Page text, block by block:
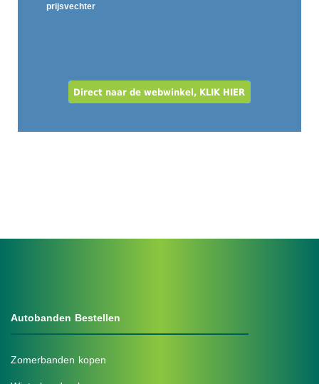
prijsvechter
Autobanden Bestellen
Zomerbanden kopen